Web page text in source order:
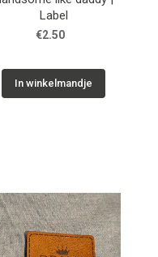
Label
€2.50
In winkelmandje